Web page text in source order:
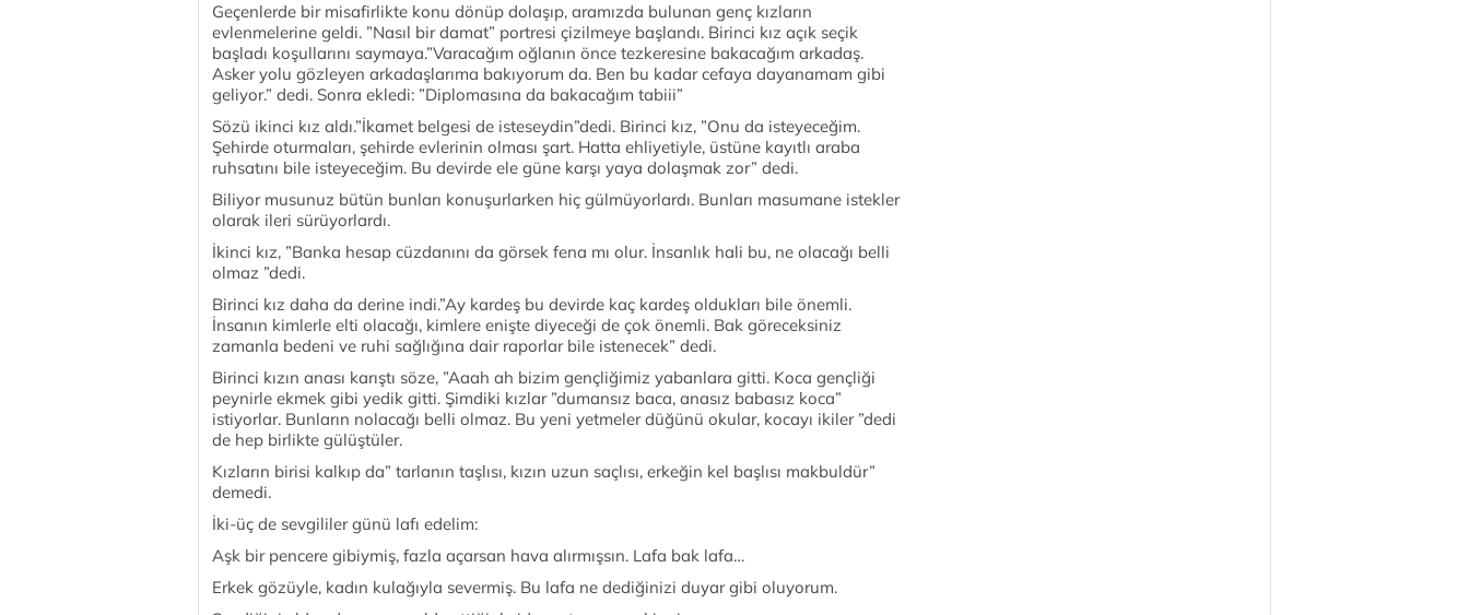
Geçenlerde bir misafirlikte konu dönüp dolaşıp, aramızda bulunan genç kızların
evlenmelerine geldi. ”Nasıl bir damat” portresi çizilmeye başlandı. Birinci kız açık seçik
başladı koşullarını saymaya.”Varacağım oğlanın önce tezkeresine bakacağım arkadaş.
Asker yolu gözleyen arkadaşlarıma bakıyorum da. Ben bu kadar cefaya dayanamam gibi
geliyor.” dedi. Sonra ekledi: ”Diplomasına da bakacağım tabiii”
Sözü ikinci kız aldı.”İkamet belgesi de isteseydin”dedi. Birinci kız, ”Onu da isteyeceğim.
Şehirde oturmaları, şehirde evlerinin olması şart. Hatta ehliyetiyle, üstüne kayıtlı araba
ruhsatını bile isteyeceğim. Bu devirde ele güne karşı yaya dolaşmak zor” dedi.
Biliyor musunuz bütün bunları konuşurlarken hiç gülmüyorlardı. Bunları masumane istekler
olarak ileri sürüyorlardı.
İkinci kız, ”Banka hesap cüzdanını da görsek fena mı olur. İnsanlık hali bu, ne olacağı belli
olmaz ”dedi.
Birinci kız daha da derine indi.”Ay kardeş bu devirde kaç kardeş oldukları bile önemli.
İnsanın kimlerle elti olacağı, kimlere enişte diyeceği de çok önemli. Bak göreceksiniz
zamanla bedeni ve ruhi sağlığına dair raporlar bile istenecek” dedi.
Birinci kızın anası karıştı söze, ”Aaah ah bizim gençliğimiz yabanlara gitti. Koca gençliği
peynirle ekmek gibi yedik gitti. Şimdiki kızlar ”dumansız baca, anasız babasız koca”
istiyorlar. Bunların nolacağı belli olmaz. Bu yeni yetmeler düğünü okular, kocayı ikiler ”dedi
de hep birlikte gülüştüler.
Kızların birisi kalkıp da” tarlanın taşlısı, kızın uzun saçlısı, erkeğin kel başlısı makbuldür”
demedi.
İki-üç de sevgililer günü lafı edelim:
Aşk bir pencere gibiymiş, fazla açarsan hava alırmışsın. Lafa bak lafa…
Erkek gözüyle, kadın kulağıyla severmiş. Bu lafa ne dediğinizi duyar gibi oluyorum.